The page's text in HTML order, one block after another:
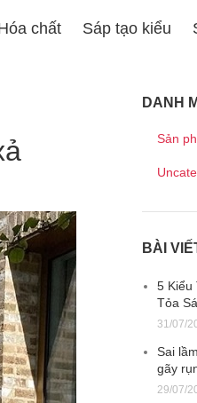
chất Sáp tạo kiểu
DANH
Sản
BÀI
5 Kiểu
Tỏa
31/07/
Sai
gãy
29/07/